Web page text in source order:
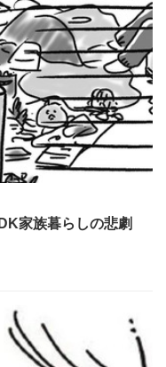
家族暮らしの悲劇